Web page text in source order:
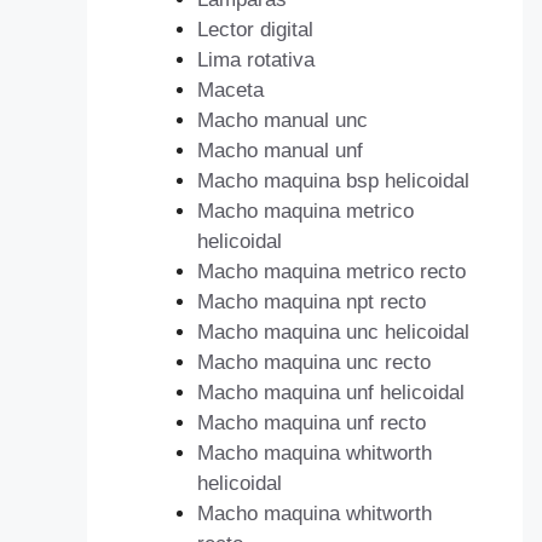
Lector digital
Lima rotativa
Maceta
Macho manual unc
Macho manual unf
Macho maquina bsp helicoidal
Macho maquina metrico
helicoidal
Macho maquina metrico recto
Macho maquina npt recto
Macho maquina unc helicoidal
Macho maquina unc recto
Macho maquina unf helicoidal
Macho maquina unf recto
Macho maquina whitworth
helicoidal
Macho maquina whitworth